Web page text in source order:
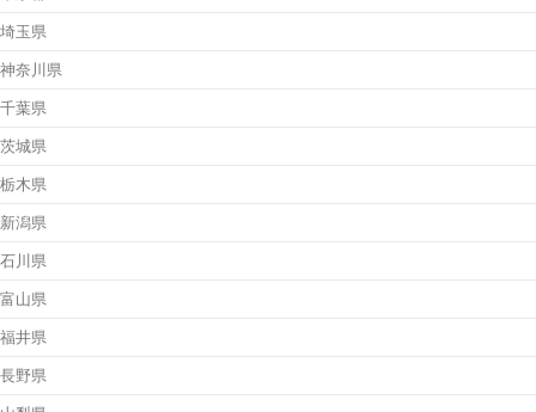
埼玉県
神奈川県
千葉県
茨城県
栃木県
新潟県
石川県
富山県
福井県
長野県